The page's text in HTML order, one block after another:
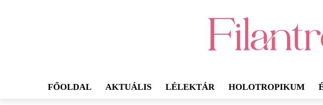
FŐOLDAL AKTUÁLIS LÉLEKTÁR HOLOTROPIKUM